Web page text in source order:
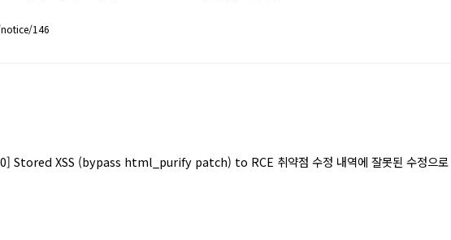
146
Stored XSS (bypass html_purify patch) to RCE 취약점 수정 내역에 잘못된 수정으로